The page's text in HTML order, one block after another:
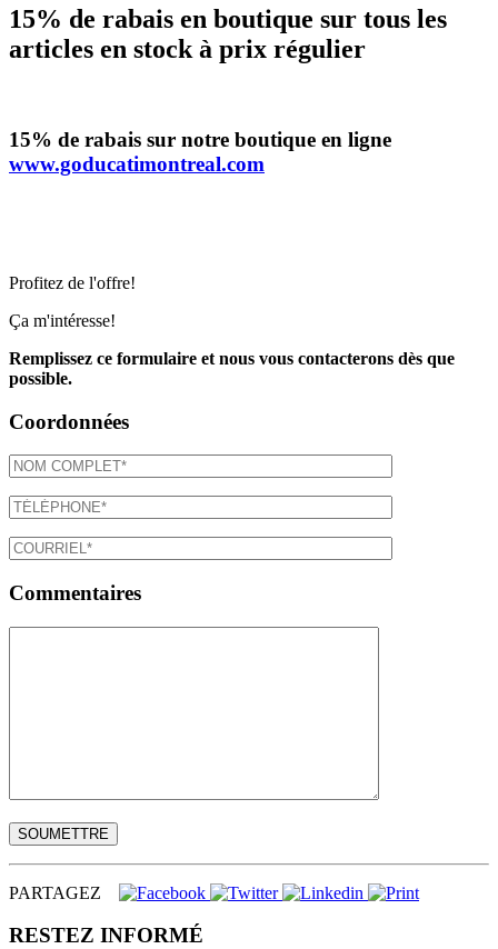
15% de rabais en boutique sur tous les
articles en stock à prix régulier
15% de rabais sur notre boutique en ligne
www.goducatimontreal.com
Profitez de l'offre!
Ça m'intéresse!
Remplissez ce formulaire et nous vous contacterons dès que
possible.
Coordonnées
Commentaires
PARTAGEZ
RESTEZ INFORMÉ